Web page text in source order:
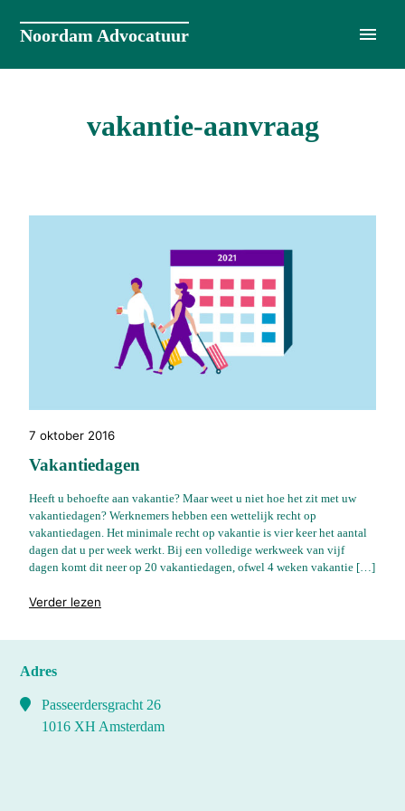
Noordam Advocatuur
vakantie-aanvraag
7 oktober 2016
Vakantiedagen
Heeft u behoefte aan vakantie? Maar weet u niet hoe het zit met uw
vakantiedagen? Werknemers hebben een wettelijk recht op
vakantiedagen. Het minimale recht op vakantie is vier keer het aantal
dagen dat u per week werkt. Bij een volledige werkweek van vijf
dagen komt dit neer op 20 vakantiedagen, ofwel 4 weken vakantie […]
Verder lezen
Adres
Passeerdersgracht 26
1016 XH Amsterdam